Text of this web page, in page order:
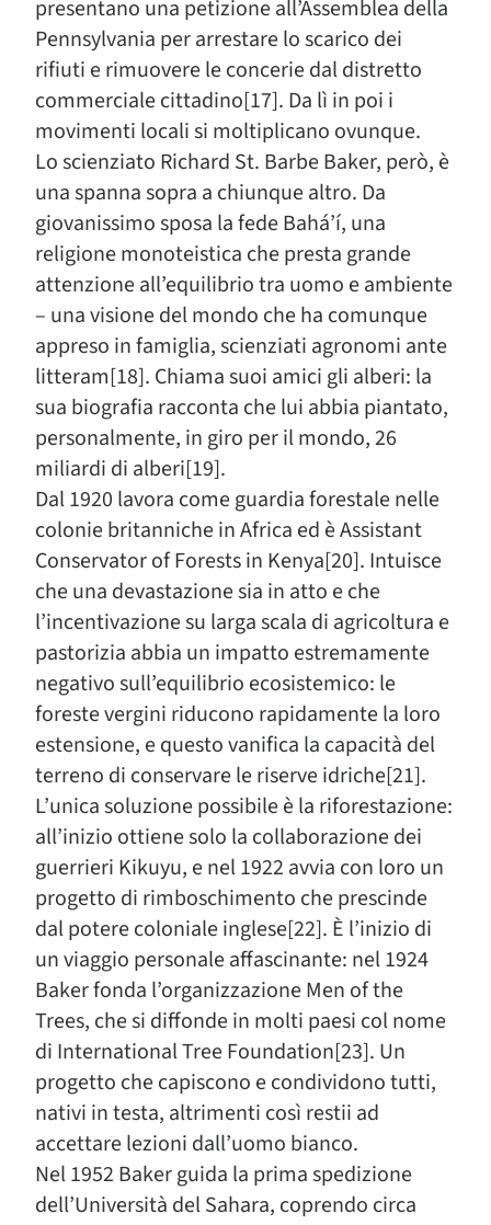
presentano una petizione all’Assemblea della
Pennsylvania per arrestare lo scarico dei
rifiuti e rimuovere le concerie dal distretto
commerciale cittadino[17]. Da lì in poi i
movimenti locali si moltiplicano ovunque.
Lo scienziato Richard St. Barbe Baker, però, è
una spanna sopra a chiunque altro. Da
giovanissimo sposa la fede Bahá’í, una
religione monoteistica che presta grande
attenzione all’equilibrio tra uomo e ambiente
– una visione del mondo che ha comunque
appreso in famiglia, scienziati agronomi ante
litteram[18]. Chiama suoi amici gli alberi: la
sua biografia racconta che lui abbia piantato,
personalmente, in giro per il mondo, 26
miliardi di alberi[19].
Dal 1920 lavora come guardia forestale nelle
colonie britanniche in Africa ed è Assistant
Conservator of Forests in Kenya[20]. Intuisce
che una devastazione sia in atto e che
l’incentivazione su larga scala di agricoltura e
pastorizia abbia un impatto estremamente
negativo sull’equilibrio ecosistemico: le
foreste vergini riducono rapidamente la loro
estensione, e questo vanifica la capacità del
terreno di conservare le riserve idriche[21].
L’unica soluzione possibile è la riforestazione:
all’inizio ottiene solo la collaborazione dei
guerrieri Kikuyu, e nel 1922 avvia con loro un
progetto di rimboschimento che prescinde
dal potere coloniale inglese[22]. È l’inizio di
un viaggio personale affascinante: nel 1924
Baker fonda l’organizzazione Men of the
Trees, che si diffonde in molti paesi col nome
di International Tree Foundation[23]. Un
progetto che capiscono e condividono tutti,
nativi in testa, altrimenti così restii ad
accettare lezioni dall’uomo bianco.
Nel 1952 Baker guida la prima spedizione
dell’Università del Sahara, coprendo circa